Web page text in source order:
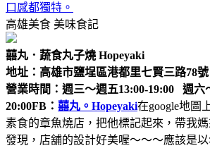
口感都獨特。
高雄美食 美味食記
囍丸．蔬食丸子燒 Hopeyaki
地址：高雄市鹽埕區港都里七賢三路78號
營業時間：週三～週五13:00-19:00 週六
20:00FB： 囍丸。Hopeyaki在google地圖
素食的章魚燒店，把他標記起來，帶我
發現，店舖的設計好美喔～～～應該是